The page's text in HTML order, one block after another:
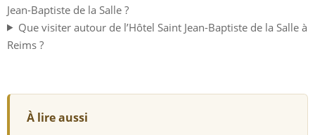
Jean-Baptiste de la Salle ?
Que visiter autour de l’Hôtel Saint Jean-Baptiste de la Salle à
Reims ?
À lire aussi